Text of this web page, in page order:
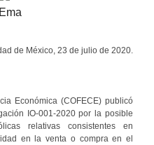
de México, 23 de julio de 2020.
Económica (COFECE) publicó
IO-001-2020 por la posible
relativas consistentes en
en la venta o compra en el